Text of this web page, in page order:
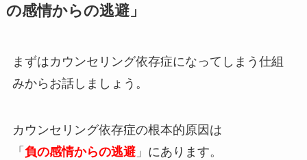
の感情からの逃避」
まずはカウンセリング依存症になってしまう仕組
みからお話しましょう。
カウンセリング依存症の根本的原因は
「 負の感情からの逃避」にあります。